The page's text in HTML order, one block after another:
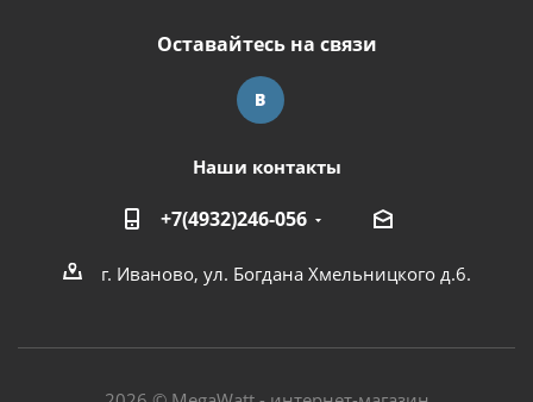
Оставайтесь на связи
Наши контакты
+7(4932)246-056
г. Иваново, ул. Богдана Хмельницкого д.6.